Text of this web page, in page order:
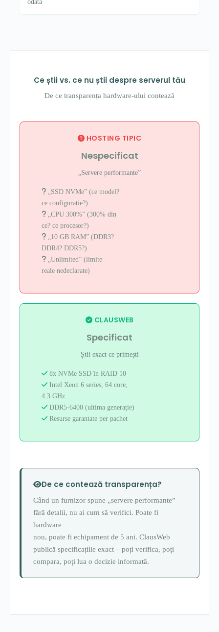
odată
Ce știi vs. ce nu știi despre serverul tău
De ce transparența hardware-ului contează
HOSTING TIPIC
Nespecificat
„Servere performante”
„SSD NVMe” (ce model?
ce configurație?)
„CPU 300%” (300% din
ce? ce procesor?)
„10 GB RAM” (DDR3?
DDR4? DDR5?)
„Unlimited” (limite
reale nedeclarate)
CLAUSWEB
Specificat
Știi exact ce primești
8x NVMe SSD în RAID 10
Intel Xeon 6 series, 64 core,
4.3 GHz
DDR5-6400 (ultima generație)
Resurse garantate per pachet
De ce contează transparența?
Când un furnizor spune „servere performante”
fără detalii, nu ai cum să verifici. Poate fi
hardware
nou, poate fi echipament de 5 ani. ClausWeb
publică specificațiile exact – poți verifica, poți
compara, poți lua o decizie informată.